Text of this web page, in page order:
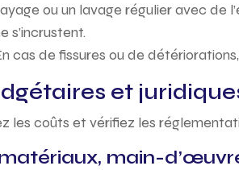
ou un lavage régulier avec de
s’incrustent.
cas de fissures ou de
et
coûts et vérifiez les
main-